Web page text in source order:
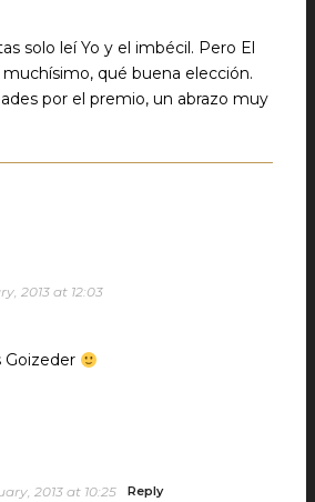
solo leí Yo y el imbécil. Pero El
qué buena elección.
por el premio, un abrazo muy
2013 at 12:03
Goizeder
2013 at 10:25 Reply